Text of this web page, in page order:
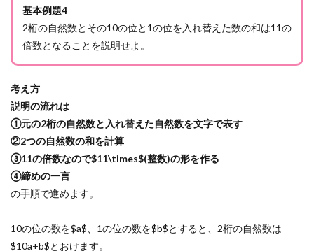
基本例題4
2桁の自然数とその10の位と1の位を入れ替えた数の和は11の
倍数となることを説明せよ。
考え方
説明の流れは
①元の2桁の自然数と入れ替えた自然数を文字で表す
②2つの自然数の和を計算
③11の倍数なので$11\times$(整数)の形を作る
④締めの一言
の手順で進めます。
10の位の数を$a$、1の位の数を$b$とすると、2桁の自然数は
$10a+b$とおけます。